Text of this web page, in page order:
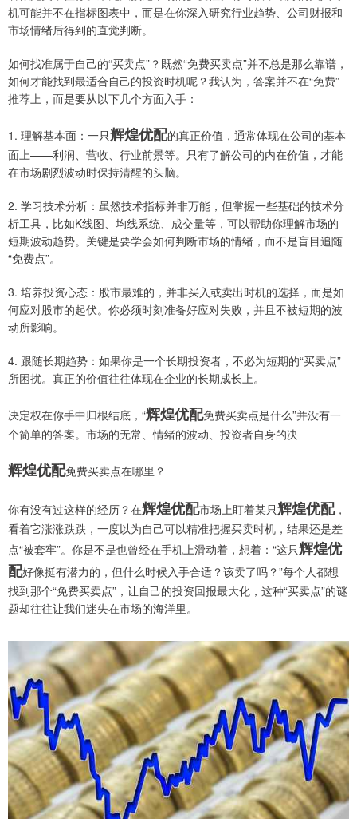
机可能并不在指标图表中，而是在你深入研究行业趋势、公司财报和
市场情绪后得到的直觉判断。
如何找准属于自己的“买卖点”？既然“免费买卖点”并不总是那么靠谱，
如何才能找到最适合自己的投资时机呢？我认为，答案并不在“免费”
推荐上，而是要从以下几个方面入手：
1. 理解基本面：一只辉煌优配的真正价值，通常体现在公司的基本
面上——利润、营收、行业前景等。只有了解公司的内在价值，才能
在市场剧烈波动时保持清醒的头脑。
2. 学习技术分析：虽然技术指标并非万能，但掌握一些基础的技术分
析工具，比如K线图、均线系统、成交量等，可以帮助你理解市场的
短期波动趋势。关键是要学会如何判断市场的情绪，而不是盲目追随
“免费点”。
3. 培养投资心态：股市最难的，并非买入或卖出时机的选择，而是如
何应对股市的起伏。你必须时刻准备好应对失败，并且不被短期的波
动所影响。
4. 跟随长期趋势：如果你是一个长期投资者，不必为短期的“买卖点”
所困扰。真正的价值往往体现在企业的长期成长上。
决定权在你手中归根结底，“辉煌优配免费买卖点是什么”并没有一
个简单的答案。市场的无常、情绪的波动、投资者自身的决
辉煌优配免费买卖点在哪里？
你有没有过这样的经历？在辉煌优配市场上盯着某只辉煌优配，
看着它涨涨跌跌，一度以为自己可以精准把握买卖时机，结果还是差
点“被套牢”。你是不是也曾经在手机上滑动着，想着：“这只辉煌优
配好像挺有潜力的，但什么时候入手合适？该卖了吗？”每个人都想
找到那个“免费买卖点”，让自己的投资回报最大化，这种“买卖点”的谜
题却往往让我们迷失在市场的海洋里。